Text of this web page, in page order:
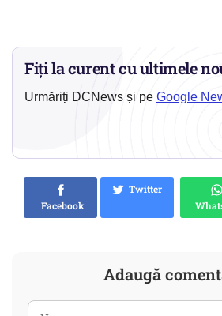
Fiți la curent cu ultimele
Urmăriți DCNews și pe Google
Facebook
Twitter
Adaugă